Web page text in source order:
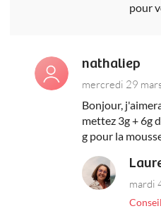
pour
nathaliep
mercredi 29
Bonjour,
mettez 3g + 6g
g pour la
mardi